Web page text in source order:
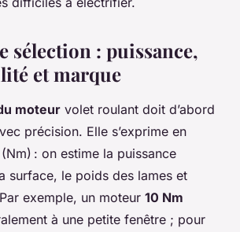
sélection : puissance,
et marque
moteur volet roulant doit d’abord
précision. Elle s’exprime en
: on estime la puissance
surface, le poids des lames et
exemple, un moteur 10 Nm
à une petite fenêtre ; pour